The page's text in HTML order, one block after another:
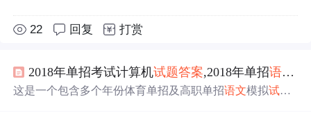
22 回复 打赏
2018年单招考试计算机试题答案,2018年单招语文
这是一个包含多个年份体育单招及高职单招语文模拟试题